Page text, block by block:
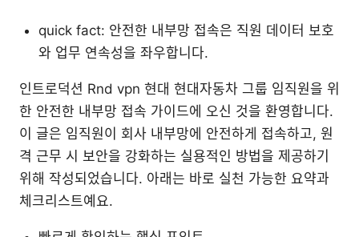
quick fact: 안전한 내부망 접속은 직원 데이터 보호
와 업무 연속성을 좌우합니다.
인트로덕션 Rnd vpn 현대 현대자동차 그룹 임직원을 위
한 안전한 내부망 접속 가이드에 오신 것을 환영합니다.
이 글은 임직원이 회사 내부망에 안전하게 접속하고, 원
격 근무 시 보안을 강화하는 실용적인 방법을 제공하기
위해 작성되었습니다. 아래는 바로 실천 가능한 요약과
체크리스트예요.